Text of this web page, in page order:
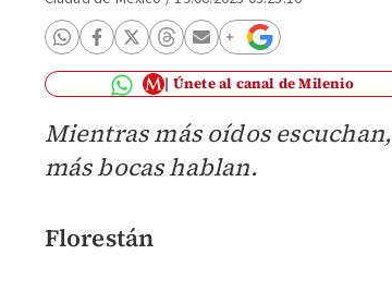
Únete al canal de Milenio
Mientras más oídos escuchan,
más bocas hablan.
Florestán